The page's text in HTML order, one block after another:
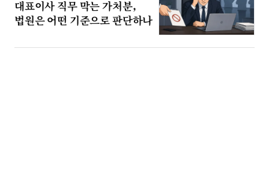
대표이사 직무 막는 가처분,
법원은 어떤 기준으로 판단하나